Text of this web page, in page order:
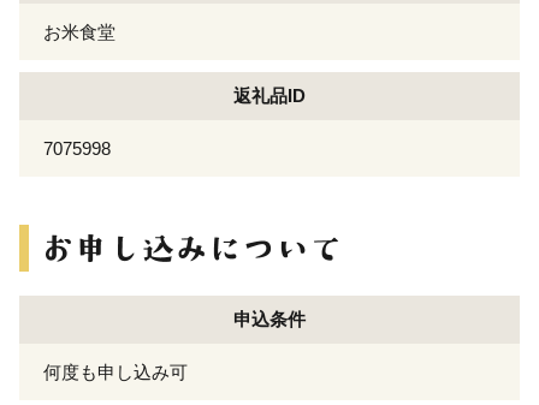
お米食堂
返礼品ID
7075998
申込条件
何度も申し込み可